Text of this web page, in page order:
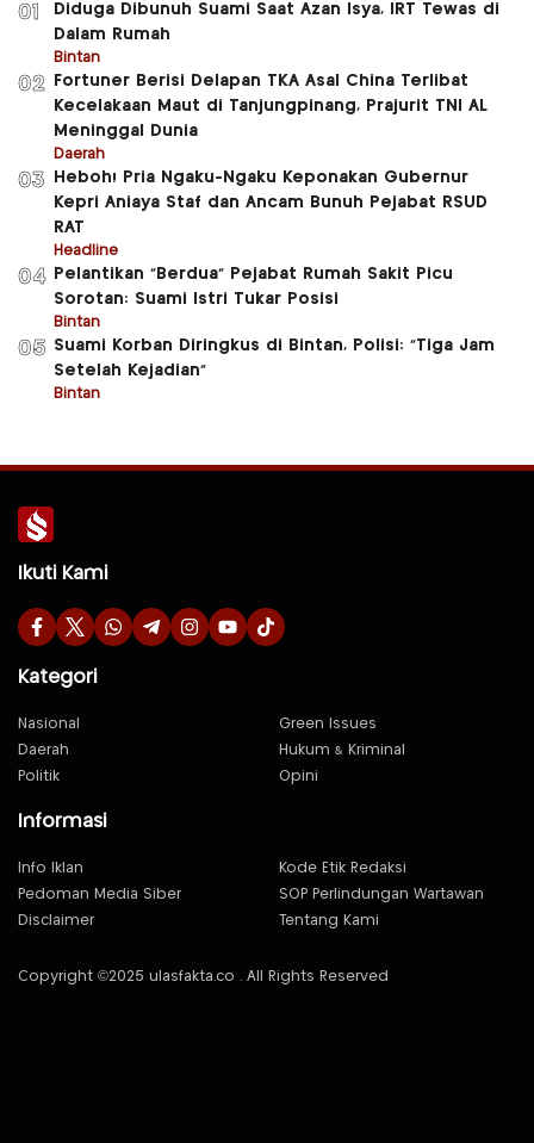
01
Diduga Dibunuh Suami Saat Azan Isya, IRT Tewas di
Dalam Rumah
Bintan
02
Fortuner Berisi Delapan TKA Asal China Terlibat
Kecelakaan Maut di Tanjungpinang, Prajurit TNI AL
Meninggal Dunia
Daerah
03
Heboh! Pria Ngaku-Ngaku Keponakan Gubernur
Kepri Aniaya Staf dan Ancam Bunuh Pejabat RSUD
RAT
Headline
04
Pelantikan “Berdua” Pejabat Rumah Sakit Picu
Sorotan: Suami Istri Tukar Posisi
Bintan
05 Suami Korban Diringkus di Bintan, Polisi: “Tiga Jam
Setelah Kejadian”
Bintan
Ikuti Kami
Kategori
Nasional
Green Issues
Daerah
Hukum & Kriminal
Politik
Opini
Informasi
Info Iklan
Kode Etik Redaksi
Pedoman Media Siber
SOP Perlindungan Wartawan
Disclaimer
Tentang Kami
Copyright ©2025 ulasfakta.co . All Rights Reserved